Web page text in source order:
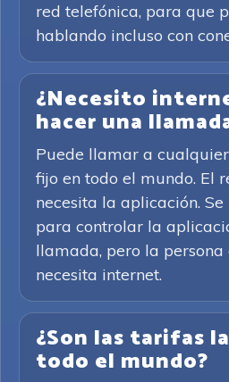
red telefónica, para que
hablando incluso con
¿Necesito
hacer una
Puede llamar a
fijo en todo el mundo. El
necesita la aplicación.
para controlar la
llamada, pero la
necesita internet.
¿Son las tarifas
todo el mundo?